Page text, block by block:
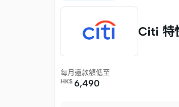
Citi 特
每月還款額低至
HK$ 6,490